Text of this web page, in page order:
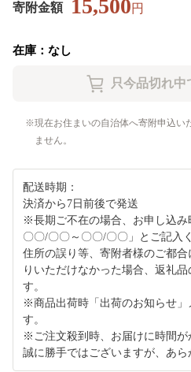
寄附金額 15,500円
在庫：なし
現在お住まいの自治体へ寄附申込い
ません。
配送時期：
決済から7日前後で発送
※長期ご不在の場合、お申し込み
〇〇/〇〇～〇〇/〇〇」とご記入
住所の誤り等、寄附者様のご都
りいただけなかった場合、返礼
す。
※商品出荷時「出荷のお知らせ」
す。
※ご注文殺到時、お届けに時間が
誠に勝手ではございますが、あら